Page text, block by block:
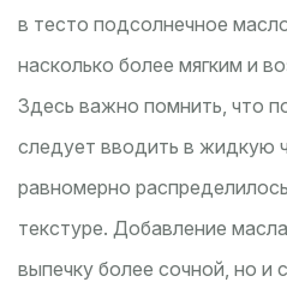
в тесто подсолнечное
насколько более мягким и
Здесь важно помнить, что
следует вводить в жидкую
равномерно
текстуре. Добавление
выпечку более сочной, но и